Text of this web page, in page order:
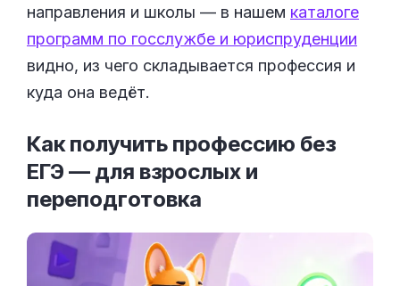
направления и школы — в нашем каталоге
программ по госслужбе и юриспруденции
видно, из чего складывается профессия и
куда она ведёт.
Как получить профессию без
ЕГЭ — для взрослых и
переподготовка